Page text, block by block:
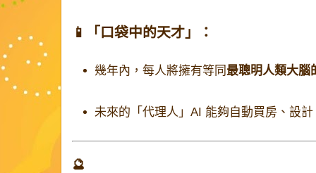
📱「口袋中的天才」：
幾年內，每人將擁有等同最聰明人類大腦
未來的「代理人」AI 能夠自動買房、設
🔮